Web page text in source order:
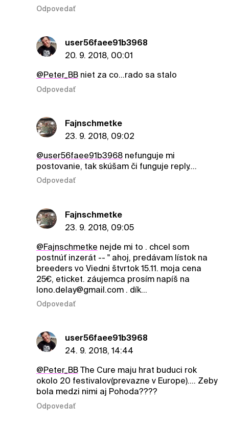
Odpovedať
user56faee91b3968
20. 9. 2018, 00:01
@Peter_BBniet za co...rado sa stalo
Odpovedať
Fajnschmetke
23. 9. 2018, 09:02
@user56faee91b3968nefunguje mi
postovanie, tak skúšam či funguje reply....
Odpovedať
Fajnschmetke
23. 9. 2018, 09:05
@Fajnschmetke nejde mi to . chcel som
postnúť inzerát -- " ahoj, predávam lístok na
breeders vo Viedni štvrtok 15.11. moja cena
25€, eticket. záujemca prosím napíš na
lono.delay@gmail.com . dík...
Odpovedať
user56faee91b3968
24. 9. 2018, 14:44
@Peter_BBThe Cure maju hrat buduci rok
okolo 20 festivalov(prevazne v Europe).... Zeby
bola medzi nimi aj Pohoda????
Odpovedať